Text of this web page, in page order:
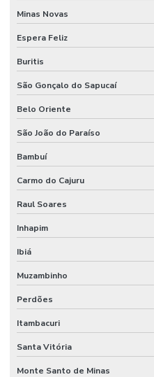
Minas Novas
Espera Feliz
Buritis
São Gonçalo do Sapucaí
Belo Oriente
São João do Paraíso
Bambuí
Carmo do Cajuru
Raul Soares
Inhapim
Ibiá
Muzambinho
Perdões
Itambacuri
Santa Vitória
Monte Santo de Minas